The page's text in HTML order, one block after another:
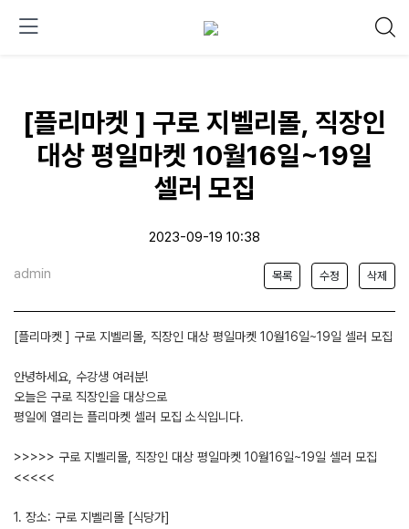
[플리마켓 ] 구로 지벨리몰, 직장인
대상 평일마켓 10월16일~19일
셀러 모집
2023-09-19 10:38
admin 목록 수정 삭제
[플리마켓 ] 구로 지벨리몰, 직장인 대상 평일마켓 10월16일~19일 셀러 모집
안녕하세요, 수강생 여러분!
오늘은 구로 직장인을 대상으로
평일에 열리는 플리마켓 셀러 모집 소식입니다.
>>>>> 구로 지벨리몰, 직장인 대상 평일마켓 10월16일~19일 셀러 모집
<<<<<
1. 장소: 구로 지벨리몰 [식당가]